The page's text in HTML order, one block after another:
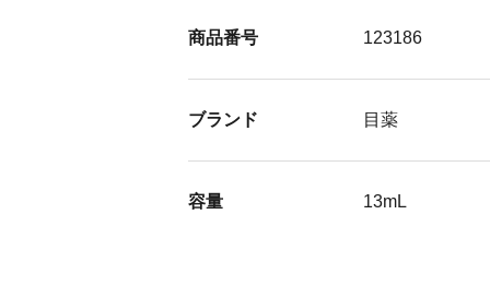
商品番号 123186
ブランド 目薬
容量 13mL